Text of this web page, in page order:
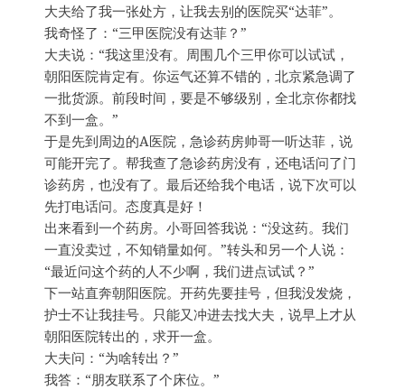
大夫给了我一张处方，让我去别的医院买“达菲”。
我奇怪了：“三甲医院没有达菲？”
大夫说：“我这里没有。周围几个三甲你可以试试，
朝阳医院肯定有。你运气还算不错的，北京紧急调了
一批货源。前段时间，要是不够级别，全北京你都找
不到一盒。”
于是先到周边的A医院，急诊药房帅哥一听达菲，说
可能开完了。帮我查了急诊药房没有，还电话问了门
诊药房，也没有了。最后还给我个电话，说下次可以
先打电话问。态度真是好！
出来看到一个药房。小哥回答我说：“没这药。我们
一直没卖过，不知销量如何。”转头和另一个人说：
“最近问这个药的人不少啊，我们进点试试？”
下一站直奔朝阳医院。开药先要挂号，但我没发烧，
护士不让我挂号。只能又冲进去找大夫，说早上才从
朝阳医院转出的，求开一盒。
大夫问：“为啥转出？”
我答：“朋友联系了个床位。”